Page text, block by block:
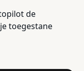
de
toegestane